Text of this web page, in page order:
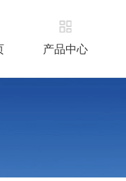
产品中心